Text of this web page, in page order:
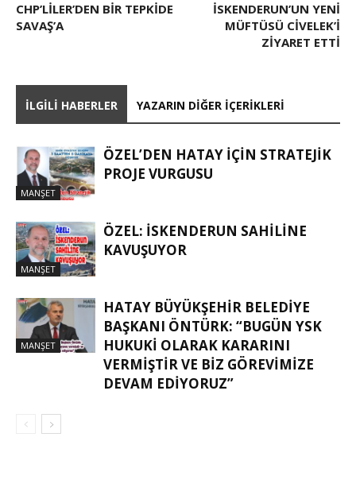
CHP’LİLER’DEN BİR TEPKİDE
SAVAŞ’A
İSKENDERUN’UN YENI
MÜFTÜSÜ CIVELEK’I
ZIYARET ETTI
İLGILI HABERLER YAZARIN DIĞER İÇERIKLERI
MANŞET
ÖZEL’DEN HATAY İÇIN STRATEJIK
PROJE VURGUSU
MANŞET
ÖZEL: İSKENDERUN SAHİLİNE
KAVUŞUYOR
MANŞET
HATAY BÜYÜKŞEHIR BELEDIYE
BAŞKANI ÖNTÜRK: “BUGÜN YSK
HUKUKI OLARAK KARARINI
VERMIŞTIR VE BIZ GÖREVIMIZE
DEVAM EDIYORUZ”